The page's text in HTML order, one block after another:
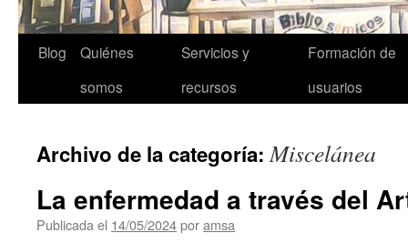
Blog
Quiénes
somos
Servicios y
recursos
Formación de
usuarios
Archivo de la categoría:Miscelánea
La enfermedad a través del
Publicada el 14/05/2024poramsa